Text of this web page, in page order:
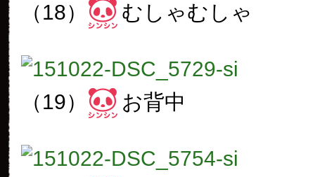
（18） むしゃむしゃ
（19） お背中